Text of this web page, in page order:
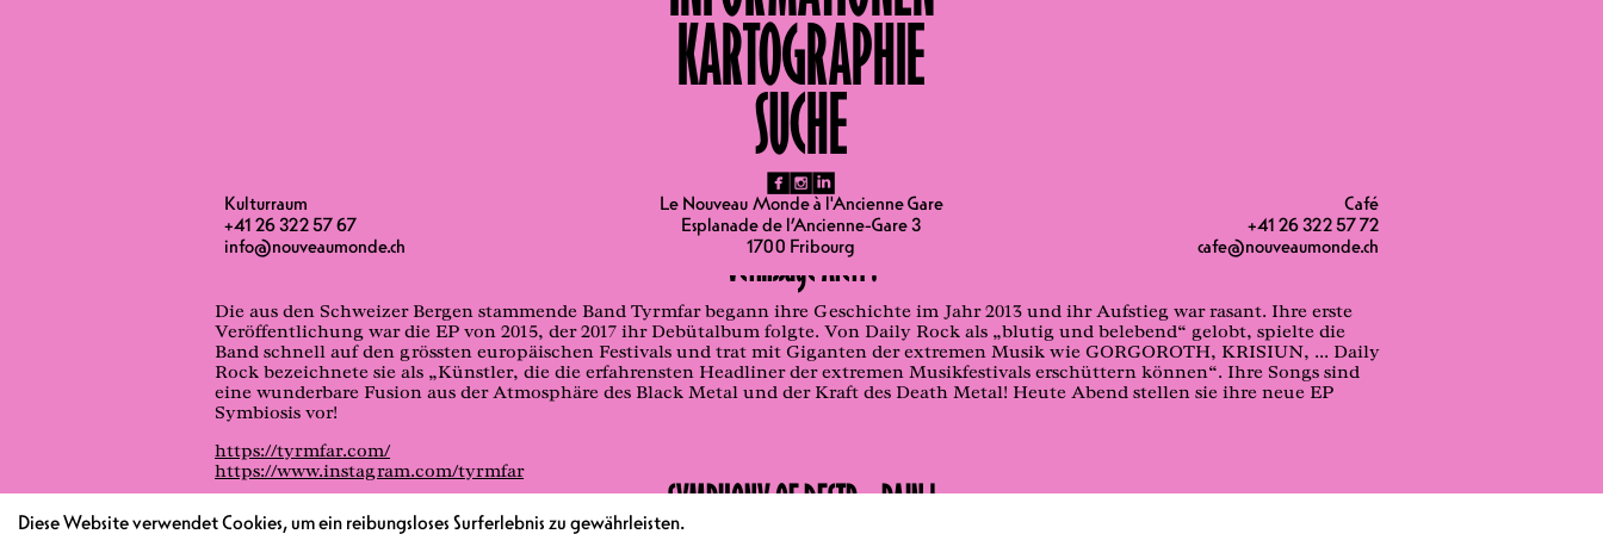
KARTOGRAPHIE
SUCHE
fb ig li
Kulturraum
+41 26 322 57 67
info@nouveaumonde.ch
Le Nouveau Monde à l'Ancienne Gare
Esplanade de l’Ancienne-Gare 3
1700 Fribourg
Café
+41 26 322 57 72
cafe@nouveaumonde.ch
Vernissage Alert !
Die aus den Schweizer Bergen stammende Band Tyrmfar begann ihre Geschichte im Jahr 2013 und ihr Aufstieg war rasant. Ihre erste
Veröffentlichung war die EP von 2015, der 2017 ihr Debütalbum folgte. Von Daily Rock als „blutig und belebend“ gelobt, spielte die
Band schnell auf den grössten europäischen Festivals und trat mit Giganten der extremen Musik wie GORGOROTH, KRISIUN, ... Daily
Rock bezeichnete sie als „Künstler, die die erfahrensten Headliner der extremen Musikfestivals erschüttern können“. Ihre Songs sind
eine wunderbare Fusion aus der Atmosphäre des Black Metal und der Kraft des Death Metal! Heute Abend stellen sie ihre neue EP
Symbiosis vor!
https://tyrmfar.com/
https://www.instagram.com/tyrmfar
SYMPHONY OF DESTR... PAIN !
Diese Website verwendet Cookies, um ein reibungsloses Surferlebnis zu gewährleisten.